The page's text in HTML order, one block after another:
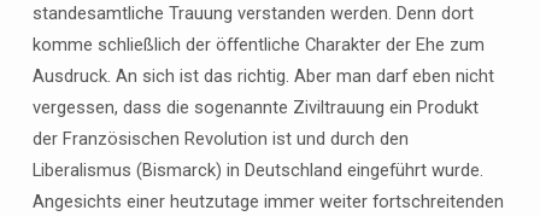
standesamtliche Trauung verstanden werden. Denn dort
komme schließlich der öffentliche Charakter der Ehe zum
Ausdruck. An sich ist das richtig. Aber man darf eben nicht
vergessen, dass die sogenannte Ziviltrauung ein Produkt
der Französischen Revolution ist und durch den
Liberalismus (Bismarck) in Deutschland eingeführt wurde.
Angesichts einer heutzutage immer weiter fortschreitenden